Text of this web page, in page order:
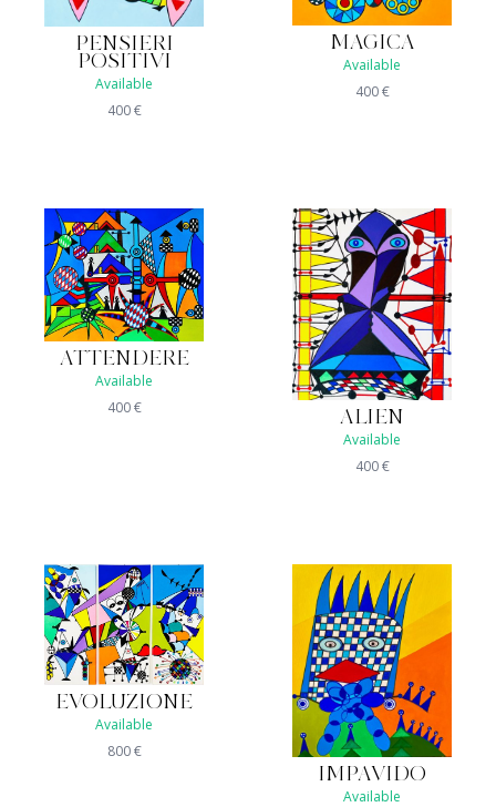
PENSIERI
POSITIVI
Available
400€
MAGICA
Available
400€
ATTENDERE
Available
400€
ALIEN
Available
400€
EVOLUZIONE
Available
800€
IMPAVIDO
Available